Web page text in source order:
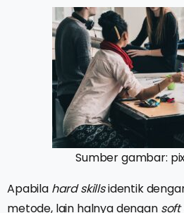
Sumber gambar:
Apabila hard skillsidentik
metode, lain halnya dengan soft